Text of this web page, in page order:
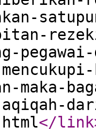
maka-
aqiqah-
</link